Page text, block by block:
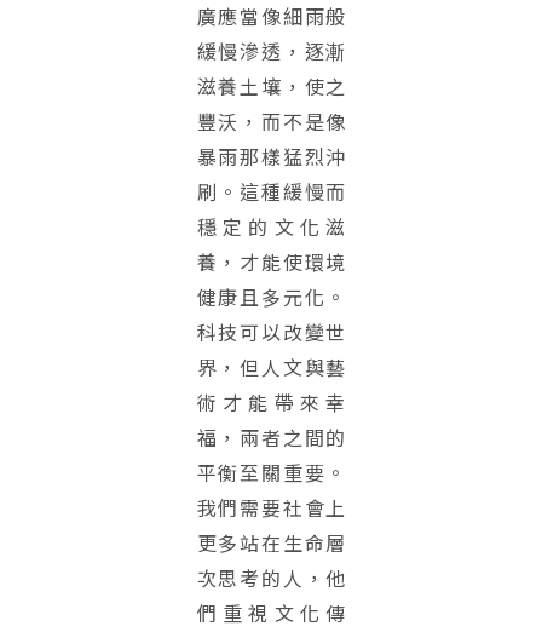
廣應當像細雨般
緩慢滲透，逐漸
滋養土壤，使之
豐沃，而不是像
暴雨那樣猛烈沖
刷。這種緩慢而
穩定的文化滋
養，才能使環境
健康且多元化。
科技可以改變世
界，但人文與藝
術才能帶來幸
福，兩者之間的
平衡至關重要。
我們需要社會上
更多站在生命層
次思考的人，他
們重視文化傳